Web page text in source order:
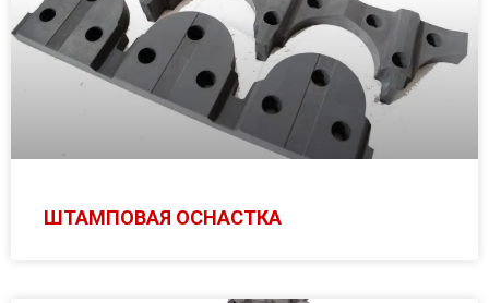
ШТАМПОВАЯ ОСНАСТКА